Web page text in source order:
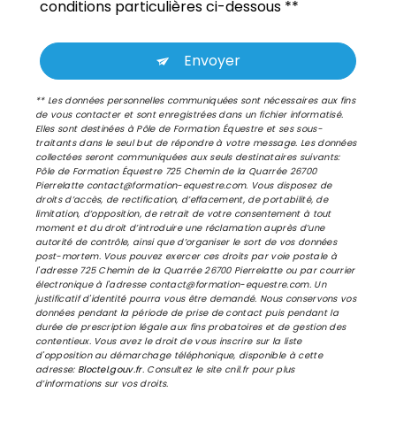
conditions particulières ci-dessous **
Envoyer
** Les données personnelles communiquées sont nécessaires aux fins
de vous contacter et sont enregistrées dans un fichier informatisé.
Elles sont destinées à Pôle de Formation Équestre et ses sous-
traitants dans le seul but de répondre à votre message. Les données
collectées seront communiquées aux seuls destinataires suivants:
Pôle de Formation Équestre 725 Chemin de la Quarrée 26700
Pierrelatte contact@formation-equestre.com. Vous disposez de
droits d’accès, de rectification, d’effacement, de portabilité, de
limitation, d’opposition, de retrait de votre consentement à tout
moment et du droit d’introduire une réclamation auprès d’une
autorité de contrôle, ainsi que d’organiser le sort de vos données
post-mortem. Vous pouvez exercer ces droits par voie postale à
l'adresse 725 Chemin de la Quarrée 26700 Pierrelatte ou par courrier
électronique à l'adresse contact@formation-equestre.com. Un
justificatif d'identité pourra vous être demandé. Nous conservons vos
données pendant la période de prise de contact puis pendant la
durée de prescription légale aux fins probatoires et de gestion des
contentieux. Vous avez le droit de vous inscrire sur la liste
d'opposition au démarchage téléphonique, disponible à cette
adresse: Bloctel.gouv.fr. Consultez le site cnil.fr pour plus
d’informations sur vos droits.